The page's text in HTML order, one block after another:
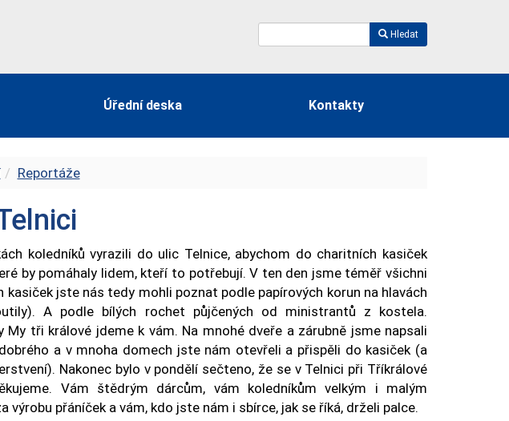
Hledat
Úřední deska Kontakty
Reportáže
koledníků vyrazili do ulic Telnice, abychom do charitních kasiček
by pomáhaly lidem, kteří to potřebují. V ten den jsme téměř všichni
kasiček jste nás tedy mohli poznat podle papírových korun na hlavách
A podle bílých rochet půjčených od ministrantů z kostela.
tři králové jdeme k vám. Na mnohé dveře a zárubně jsme napsali
a v mnoha domech jste nám otevřeli a přispěli do kasiček (a
Nakonec bylo v pondělí sečteno, že se v Telnici při Tříkrálové
Vám štědrým dárcům, vám koledníkům velkým i malým
výrobu přáníček a vám, kdo jste nám i sbírce, jak se říká, drželi palce.